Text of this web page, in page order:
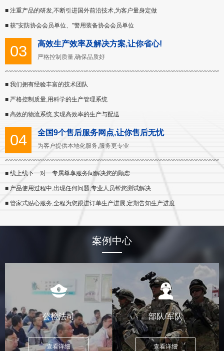
■ 注重产品的研发,不断引进国外前沿技术,为客户量身定做
■ 获"安防协会会员单位、"警用装备协会会员单位
03 高效生产效率及解决方案,让你省心!
严格控制质量,确保品质好
■ 我们拥有经验丰富的技术团队
■ 严格控制质量,用科学的生产管理系统
■ 高效的物流系统,实现高效率的生产与配送
04 全国9个售后服务网点,让你售后无忧
为客户提供本地化服务,服务更专业
■ 线上线下一对一专属尊享服务间解决您的顾虑
■ 产品使用过程中,出现任何问题,专业人员帮您测试解决
■ 管家式贴心服务,全程为您跟进订单生产进展,定期告知生产进度
案例中心
公检法司
查看详细
部队/军队
查看详细